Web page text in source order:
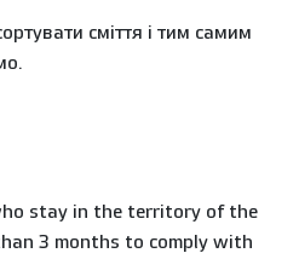
сміття і тим самим
stay in the territory of the
3 months to comply with